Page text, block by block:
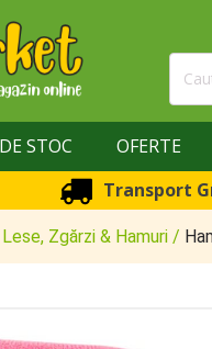
Caută
STOC OFERTE
Transport
Lese, Zgărzi & Hamuri /